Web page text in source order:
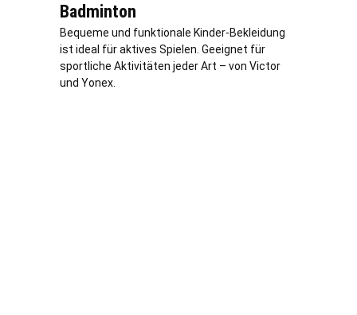
Badminton
Bequeme und funktionale Kinder-Bekleidung
ist ideal für aktives Spielen. Geeignet für
sportliche Aktivitäten jeder Art – von Victor
und Yonex.